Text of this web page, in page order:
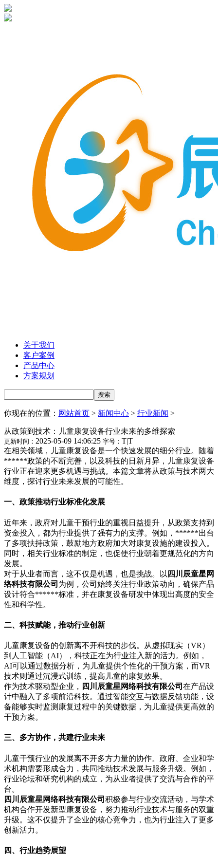
关于我们
客户案例
产品中心
方案规划
你现在的位置： 网站首页 > 新闻中心 > 行业新闻 >
从政策到技术：儿童康复设备行业未来的多维探索
更新时间： 2025-05-09 14:06:25 字号： T|T
在相关领域，儿童康复设备是一个快速发展的细分行业。随着
******政策的不断完善，以及科技的日新月异，儿童康复设备
行业正在迎来更多机遇与挑战。本篇文章将从政策与技术两大
维度，探讨行业未来发展的可能性。
一、政策推动行业标准化发展
近年来，政府对儿童干预行业的重视日益提升，从政策支持到
资金投入，都为行业提供了强有力的支撑。例如，******出台
了多项扶持政策，鼓励地方政府加大对康复设施的建设投入。
同时，相关行业标准的制定，也促使行业朝着更规范化的方向
发展。
对于从业者而言，这不仅是机遇，也是挑战。以 四川辰童星网
络科技有限公司 为例，公司始终关注行业政策动向，确保产品
设计符合******标准，并在康复设备研发中体现出高度的安全
性和科学性。
二、科技赋能，推动行业创新
儿童康复设备的创新离不开科技的步伐。从虚拟现实（VR）
到人工智能（AI），科技正在为行业注入新的活力。例如，
AI可以通过数据分析，为儿童提供个性化的干预方案，而VR
技术则通过沉浸式训练，提高儿童的康复效果。
作为技术驱动型企业， 四川辰童星网络科技有限公司 在产品设
计中融入了多项前沿科技。通过智能交互与数据反馈功能，设
备能够实时监测康复过程中的关键数据，为儿童提供更高效的
干预方案。
三、多方协作，共建行业未来
儿童干预行业的发展离不开多方力量的协作。政府、企业和学
术机构需要形成合力，共同推动技术发展与服务升级。例如，
行业论坛和研究机构的成立，为从业者提供了交流与合作的平
台。
四川辰童星网络科技有限公司 积极参与行业交流活动，与学术
机构合作开发新型康复设备，努力推动行业技术与服务的双重
升级。这不仅提升了企业的核心竞争力，也为行业注入了更多
创新活力。
四、行业趋势展望